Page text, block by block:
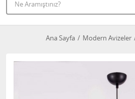
Ana Sayfa Modern Avizeler